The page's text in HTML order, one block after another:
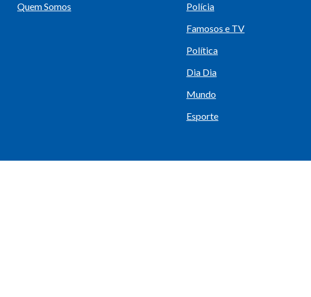
Quem Somos
Polícia
Famosos e TV
Política
Dia Dia
Mundo
Esporte